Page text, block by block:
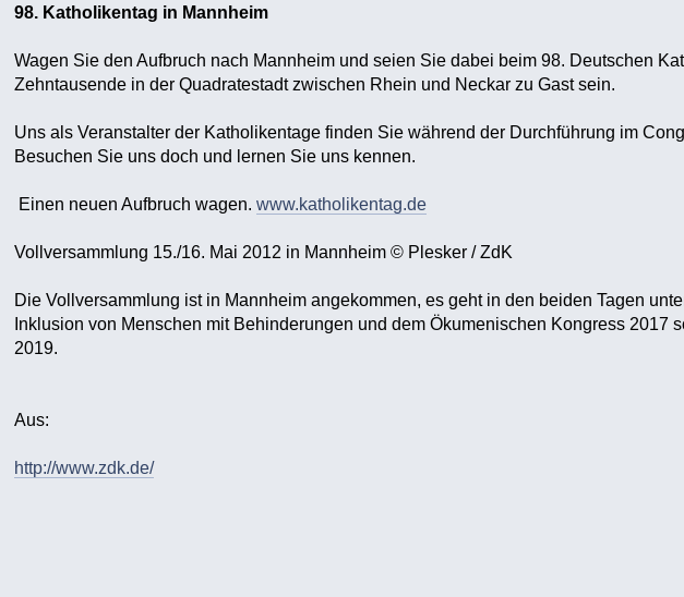
98. Katholikentag in Mannheim
Wagen Sie den Aufbruch nach Mannheim und seien Sie dabei beim 98. Deutschen
Zehntausende in der Quadratestadt zwischen Rhein und Neckar zu Gast sein.
Uns als Veranstalter der Katholikentage finden Sie während der Durchführung im
Besuchen Sie uns doch und lernen Sie uns kennen.
Einen neuen Aufbruch wagen. www.katholikentag.de
Vollversammlung 15./16. Mai 2012 in Mannheim © Plesker / ZdK
Die Vollversammlung ist in Mannheim angekommen, es geht in den beiden Tagen
Inklusion von Menschen mit Behinderungen und dem Ökumenischen Kongress 2017
2019.
Aus:
http://www.zdk.de/